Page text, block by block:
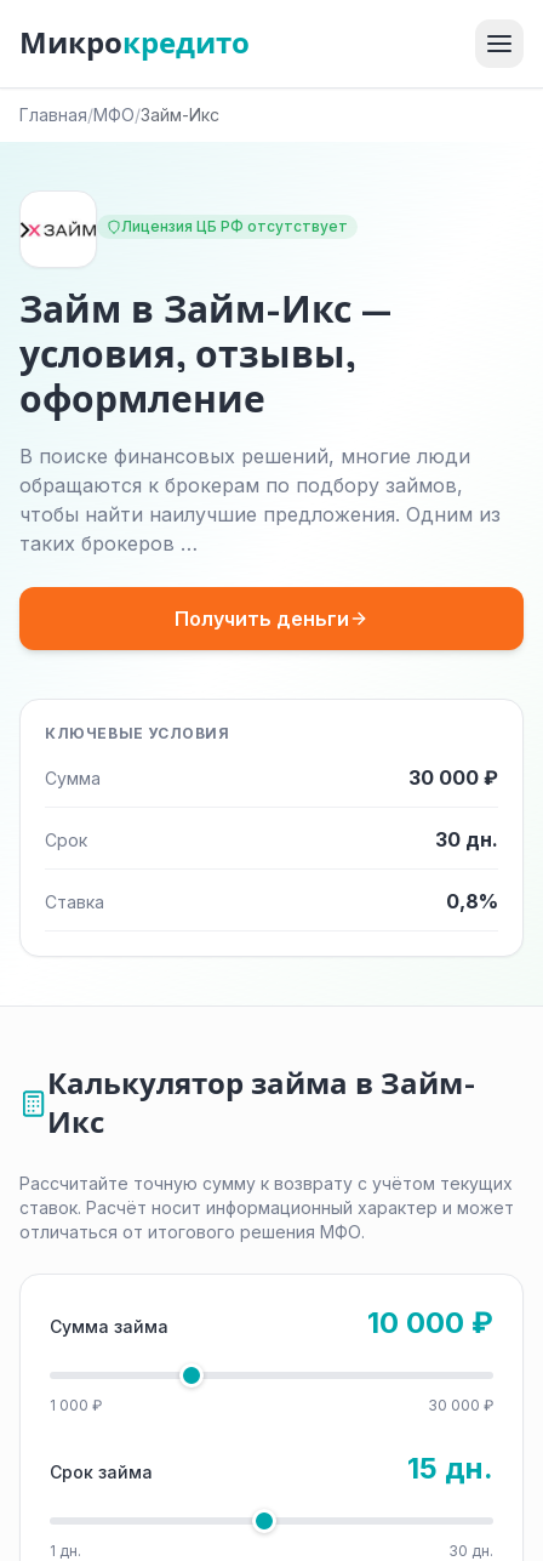
Микрокредито
Главная/МФО/Займ-Икс
Лицензия ЦБ РФ отсутствует
Займ в Займ-Икс —
условия, отзывы,
оформление
В поиске финансовых решений, многие люди
обращаются к брокерам по подбору займов,
чтобы найти наилучшие предложения. Одним из
таких брокеров …
Получить деньги
КЛЮЧЕВЫЕ УСЛОВИЯ
Сумма 30 000 ₽
Срок 30 дн.
Ставка 0,8%
Калькулятор займа в Займ-
Икс
Рассчитайте точную сумму к возврату с учётом текущих
ставок. Расчёт носит информационный характер и может
отличаться от итогового решения МФО.
Сумма займа 10 000 ₽
1 000 ₽ 30 000 ₽
Срок займа 15 дн.
1 дн. 30 дн.